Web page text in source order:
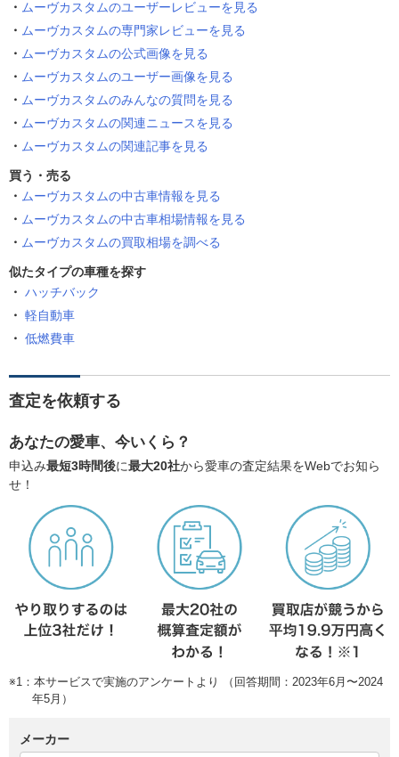
ムーヴカスタムのユーザーレビューを見る
ムーヴカスタムの専門家レビューを見る
ムーヴカスタムの公式画像を見る
ムーヴカスタムのユーザー画像を見る
ムーヴカスタムのみんなの質問を見る
ムーヴカスタムの関連ニュースを見る
ムーヴカスタムの関連記事を見る
買う・売る
ムーヴカスタムの中古車情報を見る
ムーヴカスタムの中古車相場情報を見る
ムーヴカスタムの買取相場を調べる
似たタイプの車種を探す
ハッチバック
軽自動車
低燃費車
査定を依頼する
あなたの愛車、今いくら？
申込み最短3時間後に最大20社から愛車の査定結果をWebでお知ら
せ！
※1：本サービスで実施のアンケートより （回答期間：2023年6月〜2024
年5月）
メーカー